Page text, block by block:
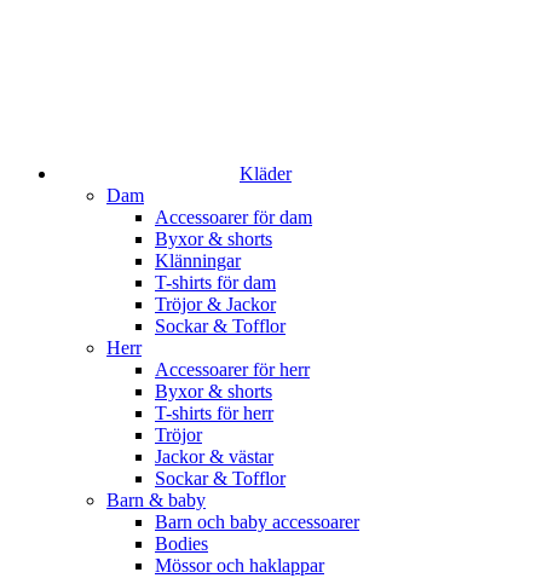
Kläder
Dam
Accessoarer för dam
Byxor & shorts
Klänningar
T-shirts för dam
Tröjor & Jackor
Sockar & Tofflor
Herr
Accessoarer för herr
Byxor & shorts
T-shirts för herr
Tröjor
Jackor & västar
Sockar & Tofflor
Barn & baby
Barn och baby accessoarer
Bodies
Mössor och haklappar